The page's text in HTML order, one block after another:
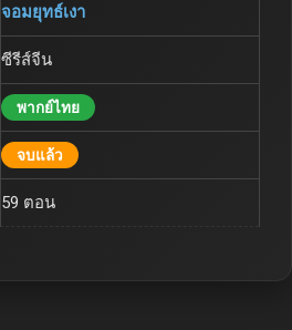
จอมยุทธ์เงา
ซีรีส์จีน
พากย์ไทย
จบแล้ว
59 ตอน